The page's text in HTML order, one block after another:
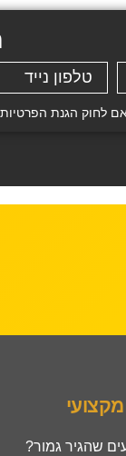
התשמ"א–1981 (כולל
שהגיר גמור?